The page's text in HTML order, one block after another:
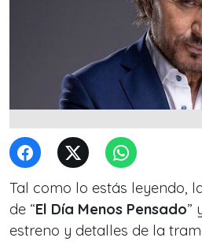
Tal como lo estás leyendo,
de “El Día Menos Pensado”
estreno y detalles de la